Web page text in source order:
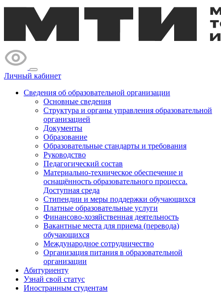
Личный кабинет
Сведения об образовательной организации
Основные сведения
Структура и органы управления образовательной
организацией
Документы
Образование
Образовательные стандарты и требования
Руководство
Педагогический состав
Материально-техническое обеспечение и
оснащённость образовательного процесса.
Доступная среда
Стипендии и меры поддержки обучающихся
Платные образовательные услуги
Финансово-хозяйственная деятельность
Вакантные места для приема (перевода)
обучающихся
Международное сотрудничество
Организация питания в образовательной
организации
Абитуриенту
Узнай свой статус
Иностранным студентам